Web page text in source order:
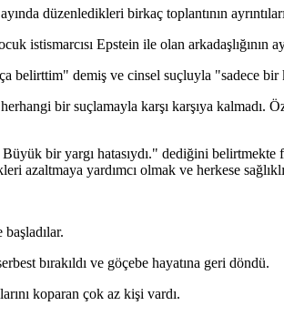
düzenledikleri birkaç toplantının
Epstein ile olan arkadaşlığının
belirttim" demiş ve cinsel suçluyla "sadece
bir suçlamayla karşı karşıya kalmadı.
bir yargı hatasıydı." dediğini
azaltmaya yardımcı olmak ve herkese
bırakıldı ve göçebe hayatına geri döndü.
koparan çok az kişi vardı.